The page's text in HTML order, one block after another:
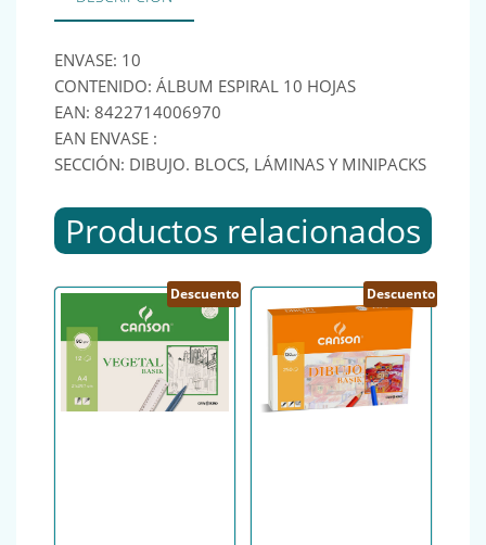
ENVASE: 10
CONTENIDO: ÁLBUM ESPIRAL 10 HOJAS
EAN: 8422714006970
EAN ENVASE :
SECCIÓN: DIBUJO. BLOCS, LÁMINAS Y MINIPACKS
Productos relacionados
Descuento Descuento